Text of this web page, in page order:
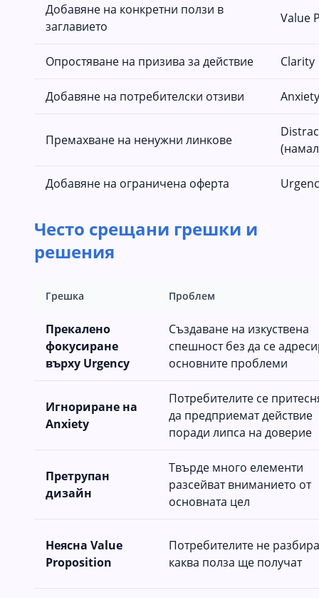
Добавяне на конкретни ползи в
заглавието
Value
Опростяване на призива за действие Clarity
Добавяне на потребителски отзиви
Премахване на ненужни линкове
Добавяне на ограничена оферта
Често срещани грешки и
решения
Грешка Проблем
Прекалено
фокусиране
върху Urgency
Създаване на изкуствена
спешност без да се
основните проблеми
Игнориране на
Anxiety
Потребителите се
да предприемат действие
поради липса на доверие
Претрупан
дизайн
Твърде много елементи
разсейват вниманието от
основната цел
Неясна Value
Proposition
Потребителите не
каква полза ще получат